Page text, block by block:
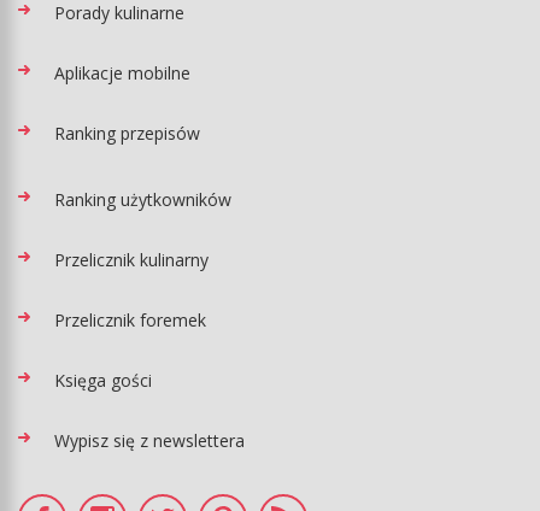
Porady kulinarne
Aplikacje mobilne
Ranking przepisów
Ranking użytkowników
Przelicznik kulinarny
Przelicznik foremek
Księga gości
Wypisz się z newslettera